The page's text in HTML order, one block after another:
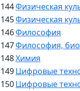
144Физическая
145Физическая
146Философия
147Философия,
148Химия
149Цифровые
150Цифровые